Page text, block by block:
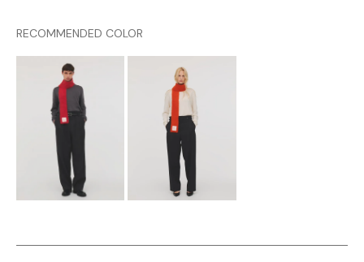
RECOMMENDED COLOR